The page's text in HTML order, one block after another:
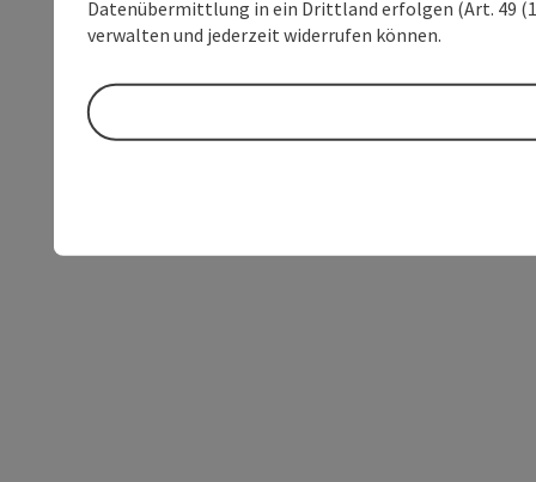
Datenübermittlung in ein Drittland erfolgen (Art. 49
verwalten und jederzeit widerrufen können.